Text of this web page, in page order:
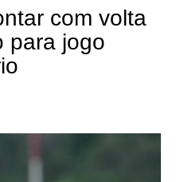
com volta
para jogo